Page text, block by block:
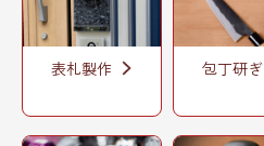
表札製作
包丁研ぎ